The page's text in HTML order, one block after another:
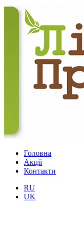
Головна
Акції
Контакти
RU
UK